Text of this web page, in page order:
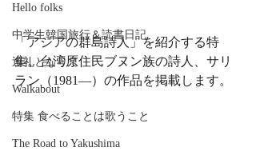
Hello folks
中学生韓国旅行＆読書日記
巡礼となりて
Walkabout
特集 食べることは歌うこと
The Road to Yakushima
「アジアの群島詩人」を紹介する特
集。台湾原住民ブヌン族の詩人、サリ
ラン（1981—）の作品を掲載します。
.